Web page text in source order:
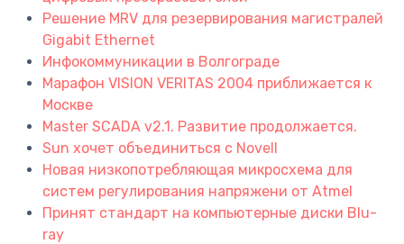
Решение MRV для резервирования магистралей
Gigabit Ethernet
Инфокоммуникации в Волгограде
Марафон VISION VERITAS 2004 приближается к
Москве
Master SCADA v2.1. Развитие продолжается.
Sun хочет объединиться с Novell
Новая низкопотребляющая микросхема для
систем регулирования напряжени от Atmel
Принят стандарт на компьютерные диски Blu-
ray